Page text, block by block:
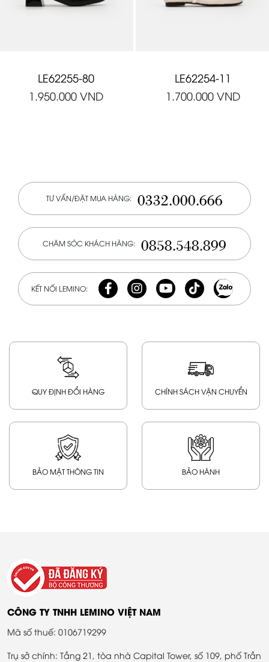
LE62255-80
1.950.000 VND
LE62254-11
1.700.000 VND
TƯ VẤN/ĐẶT MUA HÀNG: 0332.000.666
CHĂM SÓC KHÁCH HÀNG: 0858.548.899
KẾT NỐI LEMINO:
QUY ĐỊNH ĐỔI HÀNG CHÍNH SÁCH VẬN CHUYỂN
BẢO MẬT THÔNG TIN BẢO HÀNH
CÔNG TY TNHH LEMINO VIỆT NAM
Mã số thuế: 0106719299
Trụ sở chính: Tầng 21, tòa nhà Capital Tower, số 109, phố Trần